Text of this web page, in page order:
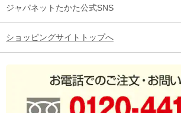
ジャパネットたかた公式SNS
ショッピングサイトトップへ